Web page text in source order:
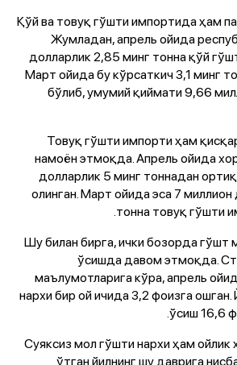
Қўй ва товуқ гўшти импортида ҳам
Жумладан, апрель ойида
долларлик 2,85 минг тонна қўй
Март ойида бу кўрсаткич 3,1 минг
бўлиб, умумий қиймати 9,66
Товуқ гўшти импорти ҳам
намоён этмоқда. Апрель ойида
долларлик 5 минг тоннадан
олинган. Март ойида эса 7
тонна товуқ гўшти
Шу билан бирга, ички бозорда гўшт
ўсишда давом этмоқда.
маълумотларига кўра, апрель
нархи бир ой ичида 3,2 фоизга
ўсиш 16,6
Суяксиз мол гўшти нархи ҳам ойлик
ўтган йилнинг шу даврига